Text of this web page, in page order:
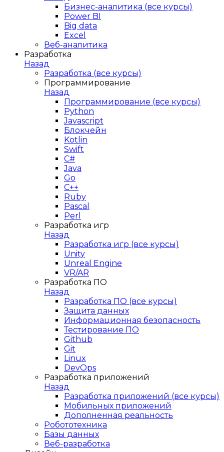
Бизнес-аналитика (все курсы)
Power BI
Big data
Excel
Веб-аналитика
Разработка
Назад
Разработка (все курсы)
Программирование
Назад
Программирование (все курсы)
Python
Javascript
Блокчейн
Kotlin
Swift
C#
Java
Go
C++
Ruby
Pascal
Perl
Разработка игр
Назад
Разработка игр (все курсы)
Unity
Unreal Engine
VR/AR
Разработка ПО
Назад
Разработка ПО (все курсы)
Защита данных
Информационная безопасность
Тестирование ПО
Github
Git
Linux
DevOps
Разработка приложений
Назад
Разработка приложений (все курсы)
Мобильных приложений
Дополненная реальность
Робототехника
Базы данных
Веб-разработка